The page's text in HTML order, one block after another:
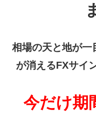
相場の天と地が一
が消えるFXサイ
今だけ期